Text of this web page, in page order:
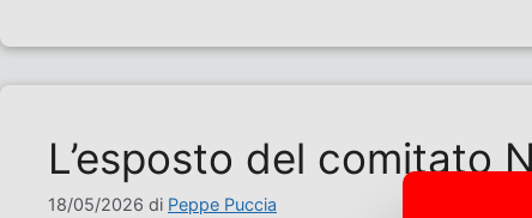
L’esposto del comitato
18/05/2026 di Peppe Puccia